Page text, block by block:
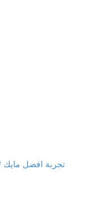
تجربة افضل مايك